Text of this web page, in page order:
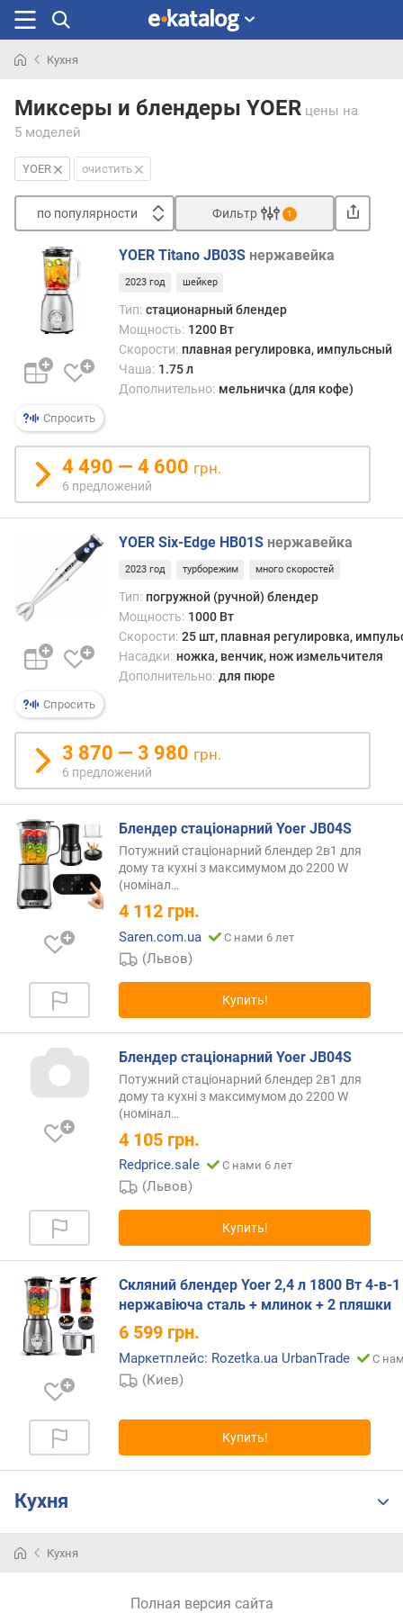
раньше
Кухня
Миксеры и блендеры YOER цены на
5 моделей
YOER очистить
по популярности
п
о
п
о
у
л
р
н
с
д
е
в
х
к
д
о
и
м
о
т
о
о
и
к
д
е
е
о
о
т
з
ы
в
а
м
п
д
а
е
о
Фильтр 1
Спросить
YOER Titano JB03S нержавейка
2023 год шейкер
Тип: стационарный блендер
Мощность: 1200 Вт
Скорости: плавная регулировка, импульсный
Чаша: 1.75 л
Дополнительно: мельничка (для кофе)
4 490 — 4 600 грн.
6 предложений
Спросить
YOER Six-Edge HB01S нержавейка
2023 год турборежим много скоростей
Тип: погружной (ручной) блендер
Мощность: 1000 Вт
Скорости: 25 шт, плавная регулировка,
Насадки: ножка, венчик, нож измельчителя
Дополнительно: для пюре
3 870 — 3 980 грн.
6 предложений
Блендер стаціонарний Yoer JB04S
Потужний стаціонарний блендер 2в1 для
дому та кухні з максимумом до 2200 W
(номінал…
4 112 грн.
Saren.com.ua С нами 6 лет
(Львов)
Купить!
Блендер стаціонарний Yoer JB04S
Потужний стаціонарний блендер 2в1 для
дому та кухні з максимумом до 2200 W
(номінал…
4 105 грн.
Redprice.sale С нами 6 лет
(Львов)
Купить!
Скляний блендер Yoer 2,4 л 1800 Вт 4-в-1
нержавіюча сталь + млинок + 2 пляшки
6 599 грн.
Маркетплейс: Rozetka.ua UrbanTrade С
(Киев)
Купить!
Кухня
Кухня
Полная версия сайта